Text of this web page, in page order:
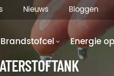
Nieuws Bloggen
Brandstofcel Energie